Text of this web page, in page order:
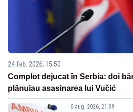
24 feb. 2026, 15:50
Complot dejucat în Serbia: doi
plănuiau asasinarea lui Vučić
6 aug. 2026, 21:39